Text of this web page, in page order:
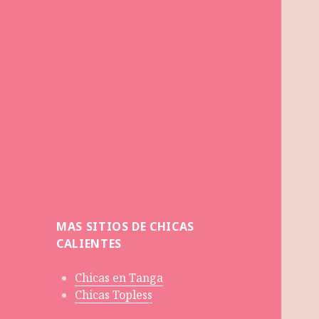
MAS SITIOS DE CHICAS
CALIENTES
Chicas en Tanga
Chicas Topless